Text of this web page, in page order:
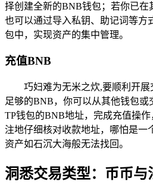
择创建全新的BNB钱包；若你已在
也可以通过导入私钥、助记词等方
包中，实现资产的集中管理。
充值BNB
巧妇难为无米之炊,要顺利开
足够的BNB，你可以从其他钱包
TP钱包的BNB地址，完成充值操
注地仔细核对收款地址，哪怕是一
资产如石沉大海般无法找回。
洞悉交易类型：币币与